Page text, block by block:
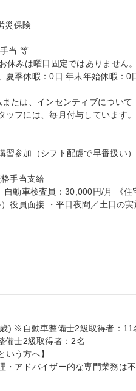
災保険
当 等
みは曜日固定ではありません
夏季休暇：0日 年末年始休暇：0
たは、インセンティブについ
フには、毎月付与しています。
習参加（シフト配慮で早番扱い）
自動車検査員：30,000円/月 《住
員面接 ・平日夜間／土日の実
) ※自動車整備士2級取得者：11
士2級取得者：2名
いう方へ】
アドバイザー的な専門業務は